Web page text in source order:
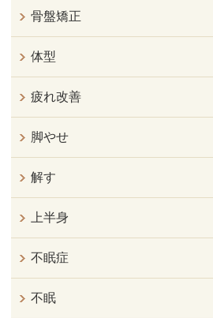
骨盤矯正
体型
疲れ改善
脚やせ
解す
上半身
不眠症
不眠